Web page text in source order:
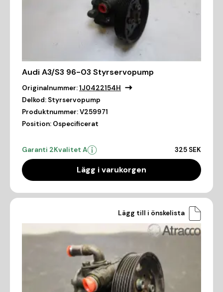
Audi A3/S3 96-03 Styrservopump
Originalnummer:1J0422154H
Delkod: Styrservopump
Produktnummer:V259971
Position: Ospecificerat
Garanti 2Kvalitet A 325 SEK
Lägg i varukorgen
Lägg till i önskelista